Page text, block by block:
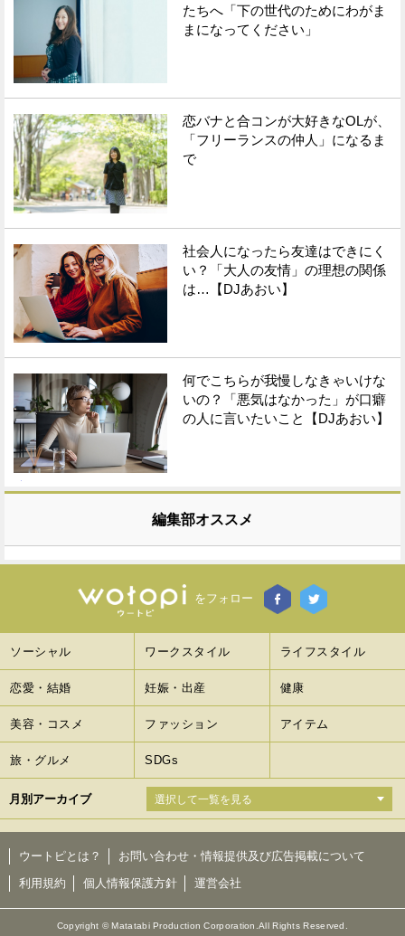
たちへ「下の世代のためにわがま
まになってください」
恋バナと合コンが大好きなOLが、
「フリーランスの仲人」になるま
で
社会人になったら友達はできにく
い？「大人の友情」の理想の関係
は…【DJあおい】
何でこちらが我慢しなきゃいけな
いの？「悪気はなかった」が口癖
の人に言いたいこと【DJあおい】
編集部オススメ
をフォロー
ソーシャル ワークスタイル ライフスタイル
恋愛・結婚 妊娠・出産 健康
美容・コスメ ファッション アイテム
旅・グルメ SDGs
月別アーカイブ
ウートピとは？
お問い合わせ・情報提供及び広告掲載について
利用規約
個人情報保護方針 運営会社
Copyright © Matatabi Production Corporation.All Rights Reserved.